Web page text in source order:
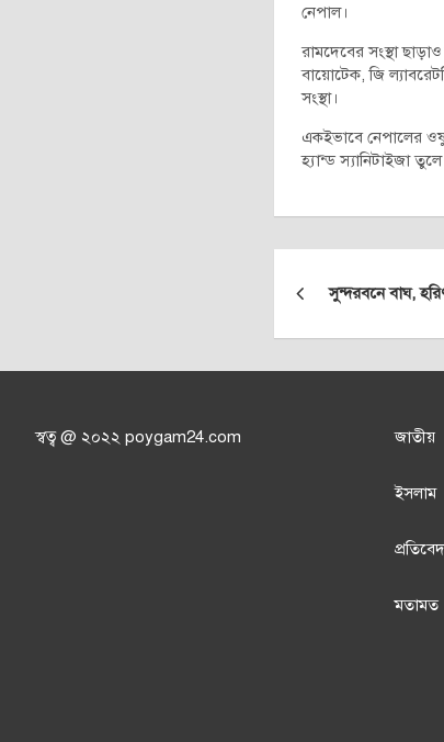
নেপাল।
রামদেবের সংস্থা
বায়োটেক, জি
সংস্থা।
একইভাবে নেপালের
হ্যান্ড স্যানিটাইজা
navigation
সুন্দরবনে বাঘ,
স্বত্ব @ ২০২২ poygam24.com জাতীয়
ইসলাম
মতামত